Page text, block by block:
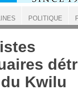
Kwilu
POLITIQUE